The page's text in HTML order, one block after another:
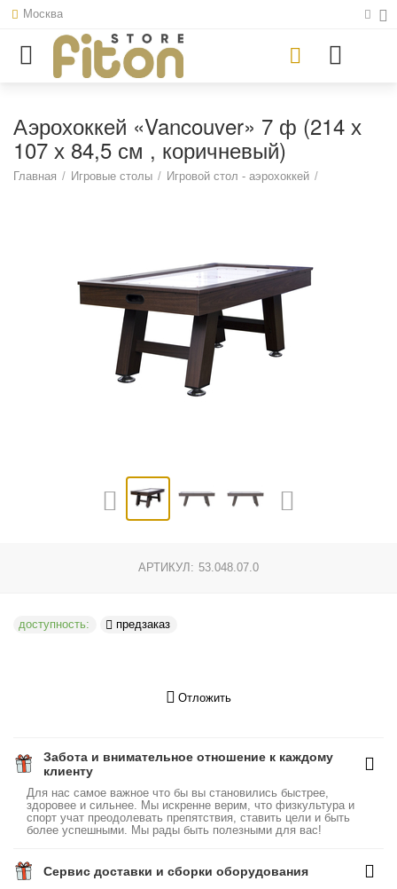
Москва
Аэрохоккей «Vancouver» 7 ф (214 х
107 х 84,5 см , коричневый)
Главная / Игровые столы / Игровой стол - аэрохоккей /
АРТИКУЛ: 53.048.07.0
доступность: предзаказ
Отложить
Забота и внимательное отношение к каждому
клиенту
Для нас самое важное что бы вы становились быстрее,
здоровее и сильнее. Мы искренне верим, что физкультура и
спорт учат преодолевать препятствия, ставить цели и быть
более успешными. Мы рады быть полезными для вас!
Сервис доставки и сборки оборудования